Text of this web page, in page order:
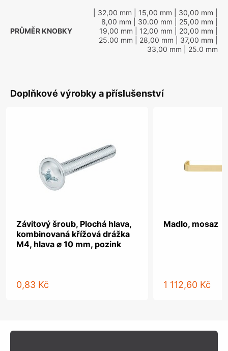
PRŮMĚR KNOBKY
| 32,00 mm | 15,00 mm | 30,00 mm
8,00 mm | 30.00 mm | 25,00 mm
19,00 mm | 12,00 mm | 20,00 mm
25.00 mm | 28,00 mm | 37,00 mm
33,00 mm | 25.0 mm
Doplňkové výrobky a příslušenství
Závitový šroub, Plochá hlava,
kombinovaná křížová drážka
M4, hlava ⌀ 10 mm, pozink
0,83 Kč
Madlo, mosaz
1 112,60 Kč